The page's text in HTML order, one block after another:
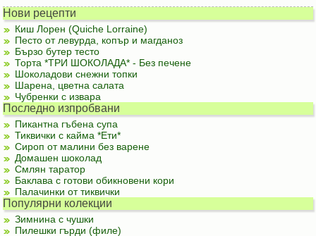
Нови рецепти
Киш Лорен (Quiche Lorraine)
Песто от левурда, копър и магданоз
Бързо бутер тесто
Торта *ТРИ ШОКОЛАДА* - Без печене
Шоколадови снежни топки
Шарена, цветна салата
Чубренки с извара
Последно изпробвани
Пикантна гъбена супа
Тиквички с кайма *Ети*
Сироп от малини без варене
Домашен шоколад
Смлян таратор
Баклава с готови обикновени кори
Палачинки от тиквички
Популярни колекции
Зимнина с чушки
Пилешки гърди (филе)